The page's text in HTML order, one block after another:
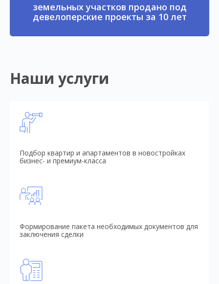
земельных участков продано под
девелоперские проекты за 10 лет
Наши услуги
Подбор квартир и апартаментов в новостройках
бизнес- и премиум-класса
Формирование пакета необходимых документов для
заключения сделки